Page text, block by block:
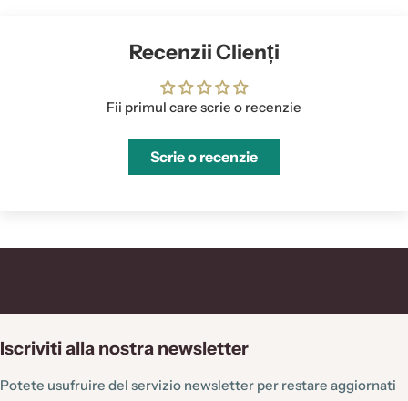
Recenzii Clienți
Fii primul care scrie o recenzie
Scrie o recenzie
Iscriviti alla nostra newsletter
Potete usufruire del servizio newsletter per restare aggiornati